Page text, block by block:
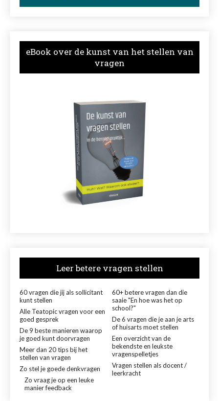
eBook over de kunst van het stellen van
vragen
Leer betere vragen stellen
60 vragen die jij als sollicitant
kunt stellen
60+ betere vragen dan die
saaie "En hoe was het op
school?"
Alle Teatopic vragen voor een
goed gesprek
De 6 vragen die je aan je arts
of huisarts moet stellen
De 9 beste manieren waarop
je goed kunt doorvragen
Een overzicht van de
bekendste en leukste
vragenspelletjes
Meer dan 20 tips bij het
stellen van vragen
Vragen stellen als docent /
leerkracht
Zo stel je goede denkvragen
Zo vraag je op een leuke
manier feedback